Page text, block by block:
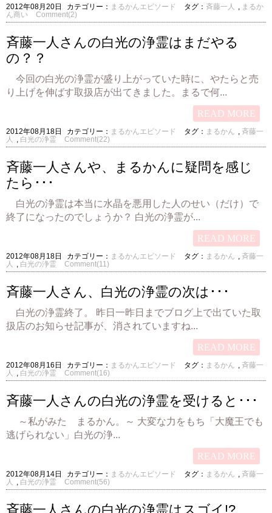
2012年08月20日 カテゴリー： まるかんエピソード タグ： 斉藤一人
まるか
ん商い
Comment(2)
斉藤一人さんの白光の浄霊はまだやる
の？？
今回の白光の浄霊が盛り上がっていた時に、やたらと売
り上げを伸ばす取扱店が出てきました。まるで何...
READ MORE
2012年08月18日 カテゴリー： まるかんエピソード タグ： まるかん
斉藤一
人
白光の浄霊 Comment(22)
斉藤一人さんや、まるかんに疑問を感じ
たら･･･
白光の浄霊は本当に水晶を悪用した人のせい（だけ）で
終了になったのでしょうか？ 白光の浄霊が...
READ MORE
2012年08月18日 カテゴリー： まるかんエピソード タグ： まるかん
斉藤一
人
白光の浄霊 Comment(11)
斉藤一人さん、白光の浄霊の次は･･･
白光の浄霊終了。 昨日一昨日までブログ上で出ていた取
扱店のお知らせ記事が、消されていますね...
READ MORE
2012年08月16日 カテゴリー： まるかんエピソード タグ： まるかん
斉藤一
人
白光の浄霊 Comment(16)
斉藤一人さんの白光の浄霊を受けると･･･
～私がみた まるかん。～ 大変な力をもち「大魔王でも
逃げられない」白光の浄...
READ MORE
2012年08月14日 カテゴリー： まるかんエピソード タグ： まるかん
斉藤一
人
白光の浄霊 Comment(56)
斉藤一人さんの白光の浄霊はスゴイ!?